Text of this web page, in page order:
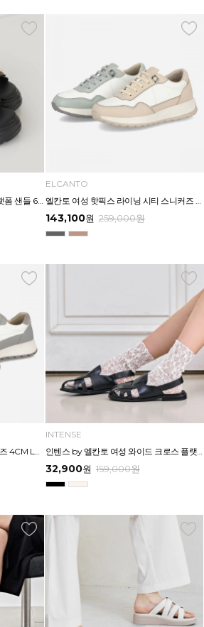
마쯔 by 엘칸토 여성 락 장식 플랫폼 샌들 6cm LCWW54M626
ELCANTO
엘칸토 여성 핫픽스 라이닝 시티 스니커즈 3.5CM LCWS27U613
143,100원 259,000원
INTENSE
32,900원 159,000원